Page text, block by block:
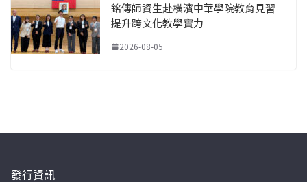
銘傳師資生赴橫濱中華學院教育見習
提升跨文化教學實力
2026-08-05
發行資訊